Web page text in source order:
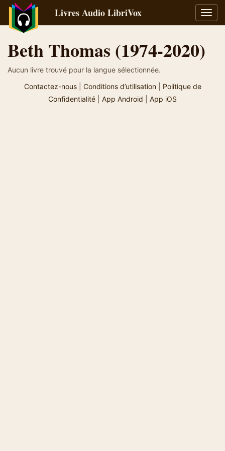
la
Livres Audio LibriVox
Beth Thomas (1974-2020)
Aucun livre trouvé pour la langue sélectionnée.
Contactez-nous| Conditions d’utilisation| Politique de
Confidentialité
App Android App iOS